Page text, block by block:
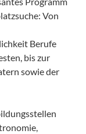
Von
Berufe
bis zur
sowie der